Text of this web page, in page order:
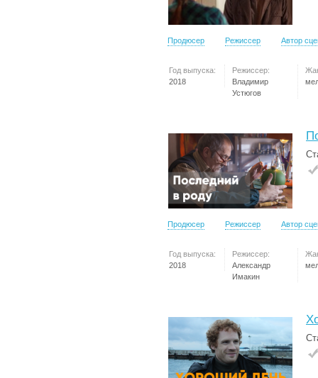
Продюсер Режиссер Автор
Год выпуска:
2018
Режиссер:
Владимир
Устюгов
Продюсер Режиссер Автор
Год выпуска:
2018
Режиссер:
Александр
Имакин